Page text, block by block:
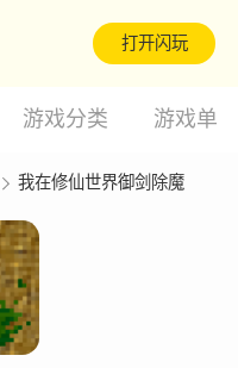
打开闪玩
游戏分类 游戏单
我在修仙世界御剑除魔